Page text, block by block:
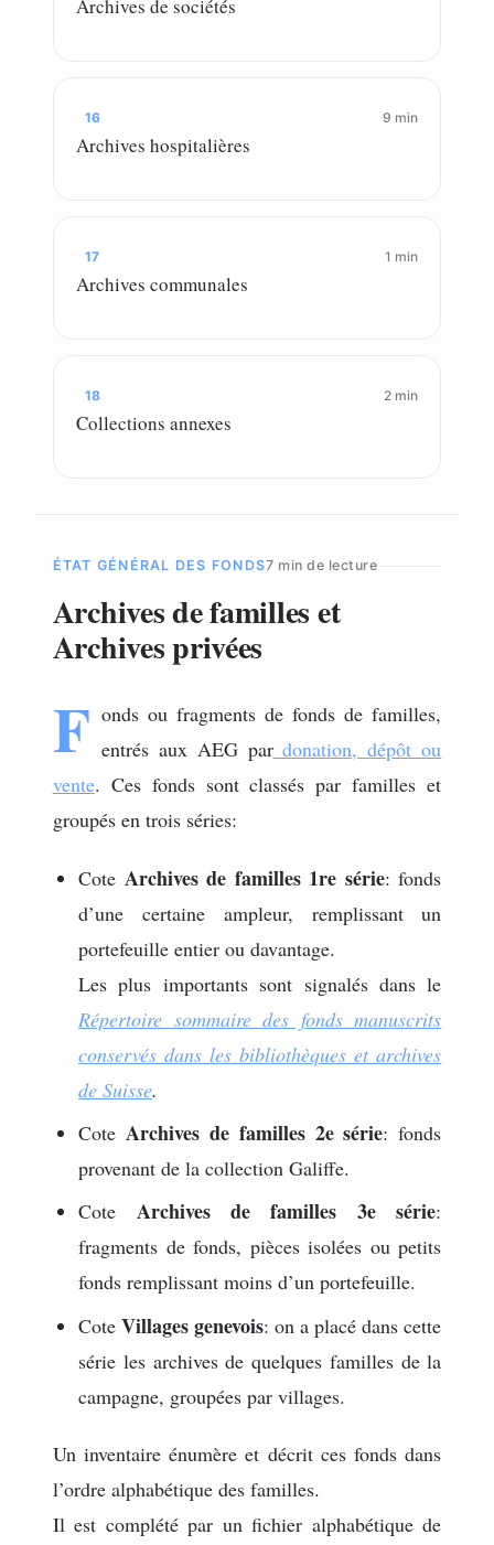
Archives de sociétés
16 9 min
Archives hospitalières
17 1 min
Archives communales
18 2 min
Collections annexes
ÉTAT GÉNÉRAL DES FONDS7 min de lecture
Archives de familles et
Archives privées
F onds ou fragments de fonds de familles,
entrés aux AEG pardonation, dépôt ou
vente. Ces fonds sont classés par familles et
groupés en trois séries:
Cote Archives de familles 1re série: fonds
d’une certaine ampleur, remplissant un
portefeuille entier ou davantage.
Les plus importants sont signalés dans le
Répertoire sommaire des fonds manuscrits
conservés dans les bibliothèques et archives
de Suisse.
Cote Archives de familles 2e série: fonds
provenant de la collection Galiffe.
Cote Archives de familles 3e série:
fragments de fonds, pièces isolées ou petits
fonds remplissant moins d’un portefeuille.
CoteVillages genevois: on a placé dans cette
série les archives de quelques familles de la
campagne, groupées par villages.
Un inventaire énumère et décrit ces fonds dans
l’ordre alphabétique des familles.
Il est complété par un fichier alphabétique de